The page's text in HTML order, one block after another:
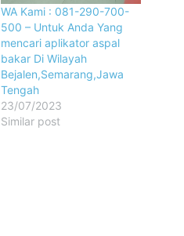
WA Kami : 081-290-700-
500 – Untuk Anda Yang
mencari aplikator aspal
bakar Di Wilayah
Bejalen,Semarang,Jawa
Tengah
23/07/2023
Similar post